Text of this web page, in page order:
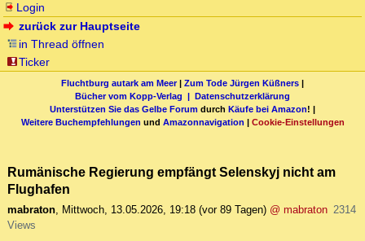
Login
zurück zur Hauptseite
in Thread öffnen
Ticker
Fluchtburg autark am Meer| Zum Tode Jürgen Küßners |
Bücher vom Kopp-Verlag | Datenschutzerklärung
Unterstützen Sie das Gelbe Forum durch Käufe bei Amazon! |
Weitere Buchempfehlungen und Amazonnavigation | Cookie-Einstellungen
Rumänische Regierung empfängt Selenskyj nicht am
Flughafen
mabraton, Mittwoch, 13.05.2026, 19:18 (vor 89 Tagen) @ mabraton 2314
Views